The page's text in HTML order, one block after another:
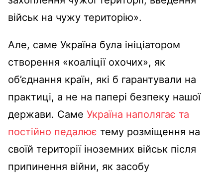
військ на чужу територію».
Але, саме Україна була ініціатором
створення «коаліції охочих», як
об’єднання країн, які б гарантували на
практиці, а не на папері безпеку нашої
держави. Саме Україна наполягає та
постійно педалює тему розміщення на
своїй території іноземних військ після
припинення війни, як засобу